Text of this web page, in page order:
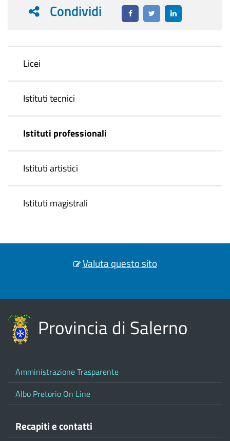
Condividi
Licei
Istituti tecnici
Istituti professionali
Istituti artistici
Istituti magistrali
Valuta questo sito
Provincia di Salerno
Amministrazione Trasparente
Albo Pretorio On Line
Recapiti e contatti